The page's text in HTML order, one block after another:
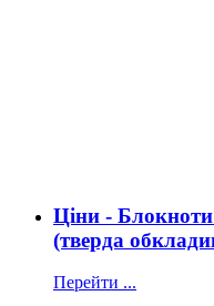
Ціни -
(тверда
Перейти ...